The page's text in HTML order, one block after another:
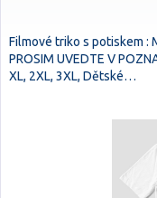
Filmové triko s potiskem :
PROSIM UVEDTE V
XL, 2XL, 3XL, Dětské…